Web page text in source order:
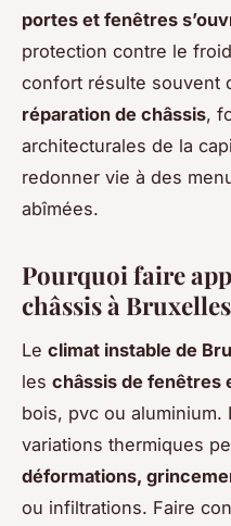
portes et fenêtres
protection contre le
confort résulte souvent
réparation de châssis,
architecturales de la
redonner vie à des
abîmées.
Pourquoi faire
châssis à
Le climat instable de
les châssis de fenêtres
bois, pvc ou aluminium.
variations thermiques
déformations,
ou infiltrations. Faire